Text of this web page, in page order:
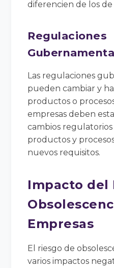
diferencien de los
Regulaciones
Las regulaciones
pueden cambiar y
productos o
empresas deben
cambios regulatorios
productos y
nuevos requisitos.
Impacto del
Empresas
El riesgo de
varios impactos